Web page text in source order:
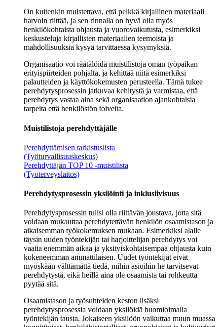
On kuitenkin muistettava, että pelkkä kirjallinen materiaali
harvoin riittää, ja sen rinnalla on hyvä olla myös
henkilökohtaista ohjausta ja vuorovaikutusta, esimerkiksi
keskusteluja kirjallisten materiaalien teemoista ja
mahdollisuuksia kysyä tarvittaessa kysymyksiä.
Organisaatio voi räätälöidä muistilistoja oman työpaikan
erityispiirteiden pohjalta, ja kehittää niitä esimerkiksi
palautteiden ja käyttökokemusten perusteella. Tämä tukee
perehdytysprosessin jatkuvaa kehitystä ja varmistaa, että
perehdytys vastaa aina sekä organisaation ajankohtaisia
tarpeita että henkilöstön toiveita.
Muistilistoja perehdyttäjälle
Perehdyttämisen tarkistuslista
(Työturvallisuuskeskus)
Perehdyttäjän TOP 10 -muistilista
(Työterveyslaitos)
Perehdytysprosessin yksilöinti ja inklusiivisuus
Perehdytysprosessin tulisi olla riittävän joustava, jotta sitä
voidaan mukauttaa perehdytettävän henkilön osaamistason ja
aikaisemman työkokemuksen mukaan. Esimerkiksi alalle
täysin uuden työntekijän tai harjoittelijan perehdytys voi
vaatia enemmän aikaa ja yksityiskohtaisempaa ohjausta kuin
kokeneemman ammattilaisen. Uudet työntekijät eivät
myöskään välttämättä tiedä, mihin asioihin he tarvitsevat
perehdytystä, eikä heillä aina ole osaamista tai rohkeutta
pyytää sitä.
Osaamistason ja työsuhteiden keston lisäksi
perehdytysprosessia voidaan yksilöidä huomioimalla
työntekijän tausta. Jokaiseen yksilöön vaikuttaa muun muassa